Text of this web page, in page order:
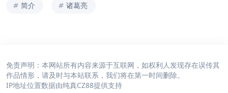
简介 诸葛亮
免责声明：本网站所有内容来源于互联网，如权利人发现存在误传其
作品情形，请及时与本站联系，我们将在第一时间删除。
IP地址位置数据由纯真CZ88提供支持